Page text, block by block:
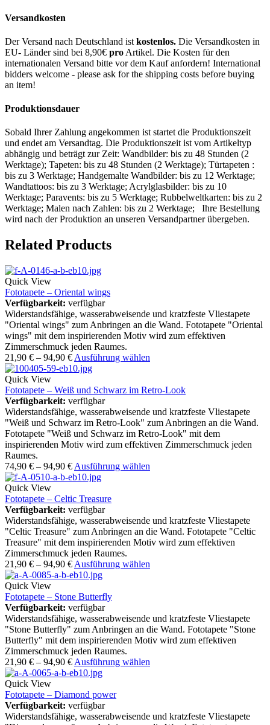
Versandkosten
Der Versand nach Deutschland ist kostenlos. Die Versandkosten in
EU- Länder sind bei 8,90€ pro Artikel. Die Kosten für den
internationalen Versand bitte vor dem Kauf anfordern! International
bidders welcome - please ask for the shipping costs before buying
an item!
Produktionsdauer
Sobald Ihrer Zahlung angekommen ist startet die Produktionszeit
und endet am Versandtag. Die Produktionszeit ist vom Artikeltyp
abhängig und beträgt zur Zeit: Wandbilder: bis zu 48 Stunden (2
Werktage); Tapeten: bis zu 48 Stunden (2 Werktage); Türtapeten :
bis zu 3 Werktage; Handgemalte Wandbilder: bis zu 12 Werktage;
Wandtattoos: bis zu 3 Werktage; Acrylglasbilder: bis zu 10
Werktage; Paravents: bis zu 5 Werktage; Rubbelweltkarten: bis zu 2
Werktage; Malen nach Zahlen: bis zu 2 Werktage; Ihre Bestellung
wird nach der Produktion an unseren Versandpartner übergeben.
Related Products
Quick View
Fototapete – Oriental wings
Verfügbarkeit: verfügbar
Widerstandsfähige, wasserabweisende und kratzfeste Vliestapete
"Oriental wings" zum Anbringen an die Wand. Fototapete "Oriental
wings" mit dem inspirierenden Motiv wird zum effektiven
Zimmerschmuck jeden Raumes.
21,90 € – 94,90 € Ausführung wählen
Quick View
Fototapete – Weiß und Schwarz im Retro-Look
Verfügbarkeit: verfügbar
Widerstandsfähige, wasserabweisende und kratzfeste Vliestapete
"Weiß und Schwarz im Retro-Look" zum Anbringen an die Wand.
Fototapete "Weiß und Schwarz im Retro-Look" mit dem
inspirierenden Motiv wird zum effektiven Zimmerschmuck jeden
Raumes.
74,90 € – 94,90 € Ausführung wählen
Quick View
Fototapete – Celtic Treasure
Verfügbarkeit: verfügbar
Widerstandsfähige, wasserabweisende und kratzfeste Vliestapete
"Celtic Treasure" zum Anbringen an die Wand. Fototapete "Celtic
Treasure" mit dem inspirierenden Motiv wird zum effektiven
Zimmerschmuck jeden Raumes.
21,90 € – 94,90 € Ausführung wählen
Quick View
Fototapete – Stone Butterfly
Verfügbarkeit: verfügbar
Widerstandsfähige, wasserabweisende und kratzfeste Vliestapete
"Stone Butterfly" zum Anbringen an die Wand. Fototapete "Stone
Butterfly" mit dem inspirierenden Motiv wird zum effektiven
Zimmerschmuck jeden Raumes.
21,90 € – 94,90 € Ausführung wählen
Quick View
Fototapete – Diamond power
Verfügbarkeit: verfügbar
Widerstandsfähige, wasserabweisende und kratzfeste Vliestapete